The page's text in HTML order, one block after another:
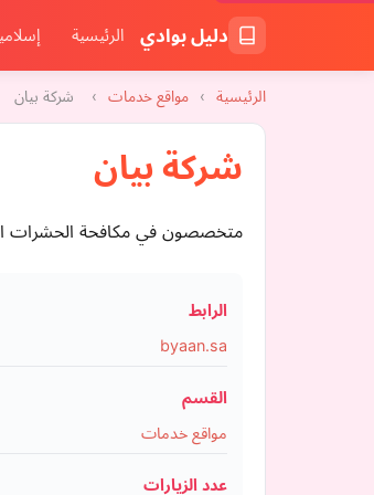
دليل بوادي الرئيسية
الرئيسية › مواقع خدمات › شركة بيان
شركة بيان
متخصصون في مكافحة الحشرات
الرابط
byaan.sa
القسم
مواقع خدمات
عدد الزيارات